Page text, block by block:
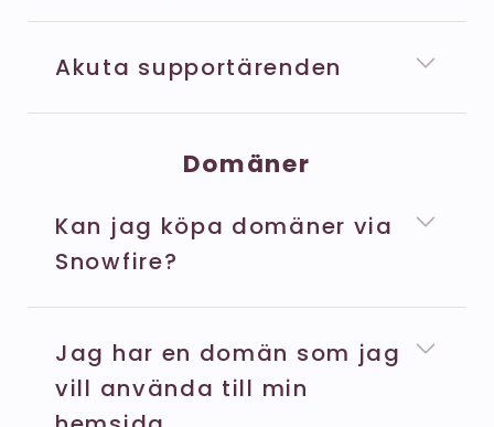
Akuta supportärenden
Domäner
Kan jag köpa domäner via
Snowfire?
Jag har en domän som jag
vill använda till min